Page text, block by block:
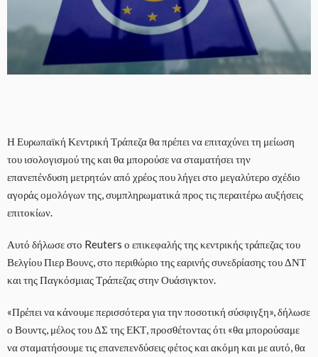
Η Ευρωπαϊκή Κεντρική Τράπεζα θα πρέπει να επιταχύνει τη μείωση
του ισολογισμού της και θα μπορούσε να σταματήσει την
επανεπένδυση μετρητών από χρέος που λήγει στο μεγαλύτερο σχέδιο
αγοράς ομολόγων της, συμπληρωματικά προς τις περαιτέρω αυξήσεις
επιτοκίων.
Αυτό δήλωσε στο Reuters ο επικεφαλής της κεντρικής τράπεζας του
Βελγίου Πιερ Βουνς, στο περιθώριο της εαρινής συνεδρίασης του ΔΝΤ
και της Παγκόσμιας Τράπεζας στην Ουάσιγκτον.
«Πρέπει να κάνουμε περισσότερα για την ποσοτική σύσφιγξη», δήλωσε
ο Βουντς, μέλος του ΔΣ της ΕΚΤ, προσθέτοντας ότι «θα μπορούσαμε
να σταματήσουμε τις επανεπενδύσεις φέτος και ακόμη και με αυτό, θα